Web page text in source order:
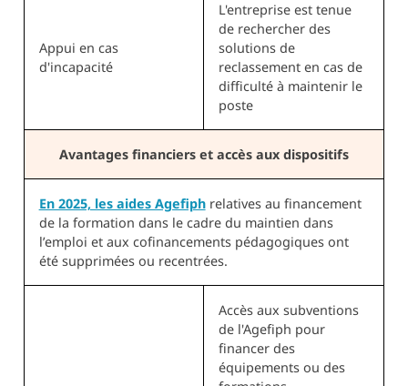
Appui en cas
d'incapacité
L'entreprise est tenue
de rechercher des
solutions de
reclassement en cas de
difficulté à maintenir le
poste
Avantages financiers et accès aux dispositifs
En 2025, les aides Agefiph relatives au financement
de la formation dans le cadre du maintien dans
l’emploi et aux cofinancements pédagogiques ont
été supprimées ou recentrées.
Accès aux subventions
de l'Agefiph pour
financer des
équipements ou des